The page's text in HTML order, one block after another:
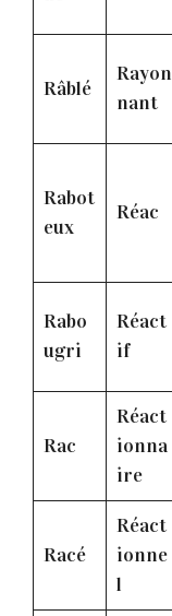
Râblé
Rayon
nant
Rabot
eux
Réac
Rabo
ugri
Réact
if
Rac
Réact
ionna
ire
Racé
Réact
ionne
l